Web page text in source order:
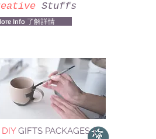
Stuffs
Info 了解詳情
DIYGIFTS PACKAGES｜